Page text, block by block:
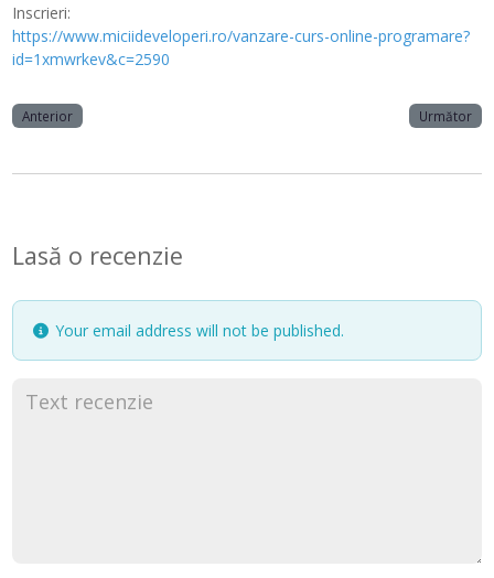
Inscrieri:
https://www.miciideveloperi.ro/vanzare-curs-online-programare?
id=1xmwrkev&c=2590
Anterior Următor
Lasă o recenzie
Your email address will not be published.